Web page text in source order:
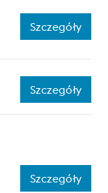
Szczegóły
Szczegóły
Szczegóły